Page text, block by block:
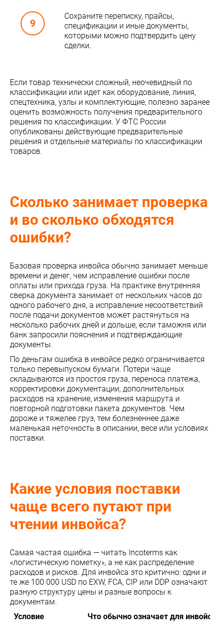
Сохраните переписку, прайсы,
спецификации и иные документы,
которыми можно подтвердить цену
сделки.
Если товар технически сложный, неочевидный по
классификации или идет как оборудование, линия,
спецтехника, узлы и комплектующие, полезно заранее
оценить возможность получения предварительного
решения по классификации. У ФТС России
опубликованы действующие предварительные
решения и отдельные материалы по классификации
товаров.
Сколько занимает проверка
и во сколько обходятся
ошибки?
Базовая проверка инвойса обычно занимает меньше
времени и денег, чем исправление ошибки после
оплаты или прихода груза. На практике внутренняя
сверка документа занимает от нескольких часов до
одного рабочего дня, а исправление несоответствий
после подачи документов может растянуться на
несколько рабочих дней и дольше, если таможня или
банк запросили пояснения и подтверждающие
документы.
По деньгам ошибка в инвойсе редко ограничивается
только перевыпуском бумаги. Потери чаще
складываются из простоя груза, переноса платежа,
корректировки документации, дополнительных
расходов на хранение, изменения маршрута и
повторной подготовки пакета документов. Чем
дороже и тяжелее груз, тем болезненнее даже
маленькая неточность в описании, весе или условиях
поставки.
Какие условия поставки
чаще всего путают при
чтении инвойса?
Самая частая ошибка — читать Incoterms как
«логистическую пометку», а не как распределение
расходов и рисков. Для инвойса это критично: одни и
те же 100 000 USD по EXW, FCA, CIP или DDP означают
разную структуру цены и разные вопросы к
документам.
Условие
Что обычно означает для инвойса